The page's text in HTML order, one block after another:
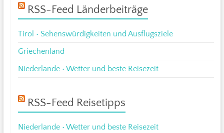
RSS-Feed Länderbeiträge
Tirol • Sehenswürdigkeiten und Ausflugsziele
Griechenland
Niederlande • Wetter und beste Reisezeit
RSS-Feed Reisetipps
Niederlande • Wetter und beste Reisezeit